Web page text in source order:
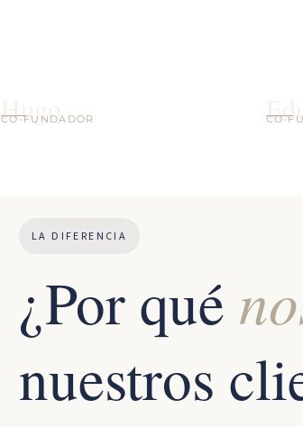
Hugo
CO-FUNDADOR CO-
LA DIFERENCIA
¿Por qué
nuestros